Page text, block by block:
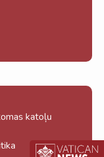
katoļu